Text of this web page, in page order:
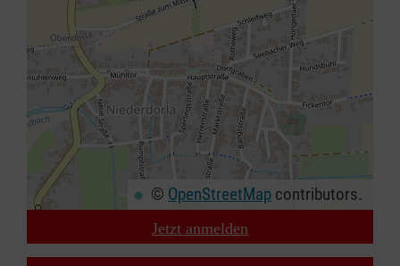
© OpenStreetMap contributors.
Jetzt anmelden